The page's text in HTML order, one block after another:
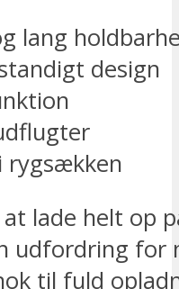
lang
design
rygsækken
lade helt op
udfordring for
til fuld